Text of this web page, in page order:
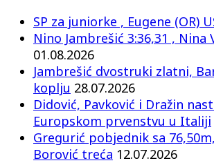
SP za juniorke , Eugene (OR)
Nino Jambrešić 3:36,31 , Nina
01.08.2026
Jambrešić dvostruki zlatni,
koplju 28.07.2026
Didović, Pavković i Dražin
Europskom prvenstvu u Italiji
Gregurić pobjednik sa
Borović treća 12.07.2026